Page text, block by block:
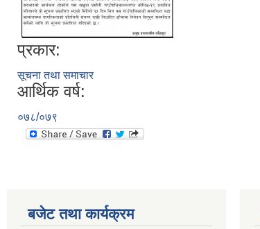
प्रकार:
सूचना तथा समाचार
आर्थिक वर्ष:
०७८/०७९
बजेट तथा कार्यक्रम